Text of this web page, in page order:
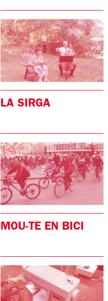
LA SIRGA
MOU-TE EN BICI